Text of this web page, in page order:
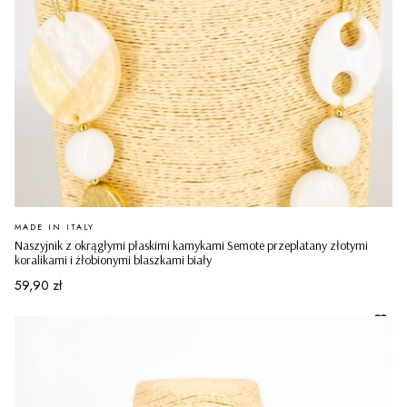
Naszyjnik z okrągłymi płaskimi kamykami Semote przeplatany złotymi
koralikami i żłobionymi blaszkami biały
PRODUCENT
MADE IN ITALY
Cena
59,90 zł